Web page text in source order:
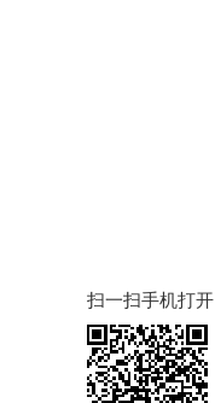
扫一扫手机打开